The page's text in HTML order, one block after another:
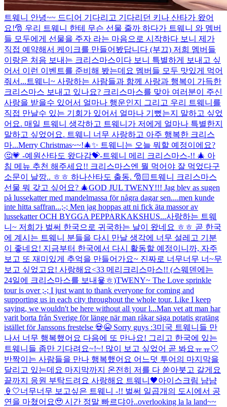
트웨니 안녕~~ 드디어 기다리고 기다리던 키나 산타가 왔어
요!🎅 우리 트웨니 한테 무슨 선물 줄까 하다가 트웨니 와 멤버
들 모두에게 선물을 주자 라는 마음으로 시작하다 보니 제가
직접 예약해서 케이크를 만들어봤답니다 (부끄) 저희 멤버들
이랑은 처음 보내는 크리스마스이다 보니 특별하게 보내고 싶
어서 이런 이벤트를 준비해 봤는데요 멤버들 모두 맛있게 먹어
줘서... 트웨니~ 사랑하는 사람들과 함께 사랑과 행복이 가득한
크리스마스 보내고 있나요? 크리스마스를 맞아 여러분이 주신
사랑을 받을수 있어서 얼마나 행운인지 그리고 우리 트웨니를
직접 만날수 있는 기회가 있어서 얼마나 기뻤는지 말하고 싶었
어요. 매일 트웨니 생각하고 트웨니가 저에게 얼마나 특별한지
말하고 싶었어요. 트웨니 너무 사랑하고 아주 행복한 크리스
마...Merry Christmas~~!🎄✨ 트웨니는 오늘 뭐할 예정이에요?
🤔💗 -예원산타도 왔다감💝-트웨니 메리 크리스마스-!! 🎄 아
침 메뉴 추천 해주세요!! 크리스마스엔 뭘 먹어야 잘 먹었다구
소문이 날깡.. ㅎㅎ 하나산타도 출동. 🎅🏻 트웨니 크리스마스
선물 뭐 갖고 싶어요? 🎄GOD JUL TWENY!!! Jag blev as sugen
på lussekatter med mandelmassa för några dagar sen....men kunde
inte hitta saffran...;-; Men jag hoppas att ni fick äta massor av
lussekatter OCH BYGGA PEPPARKAKSHUS...사랑하는 트웨
니~ 저희가 벌써 한국으로 귀국하는 날이 왔네요 ㅎㅎ 곧 한국
에 계시는 트웨니 분들을 다시 만날 생각에 너무 설레고 기분
이 좋네요! 지금부터 한국에서 다시 활동할 예정이니까, 자주
보고 또 재미있게 추억을 만들어가요~ 진짜로 너무너무 너~무
보고 싶었고요! 사랑해요<33 메리크리스마스!! (스웨덴에는
24일에 크리스마스를 보내욯ㅎ)TWENY~ The Love sprinkle
tour is over ;-; I just want to thank everyone for coming and
supporting us in each city throughout the whole tour. Like I keep
saying, we wouldn't be here without all your l...Man vet att man har
varit borta från Sverige för länge när man råkar säga potatis gratäng
istället för Janssons frestelse 💀😭 Sorry guys :3미국 트웨니들 만
나서 너무 행복했어요 다음에 또 만나요! 그리고 한국에 있는
트웨니들 좀만 기다려요~!~! 많이 보고 싶었어 곧 봐요ㅠㅠ🤍
반짝이는 사람들을 만나 행복했어요 어느덧 투어의 마지막을
달리고 있는데요 마지막까지 온전히 저를 다 쏟아붓고 갈게요
끝까지 응원 부탁드려요 사랑해요 트웨니🖤아이스크림 냠냠
🍦🤍너무너무 보고싶은 트웨니 -!! 벌써 일곱개의 도시에서 공
연을 마쳤어요🥹 시간 정말 빠르댜아..overlooking la la land~~